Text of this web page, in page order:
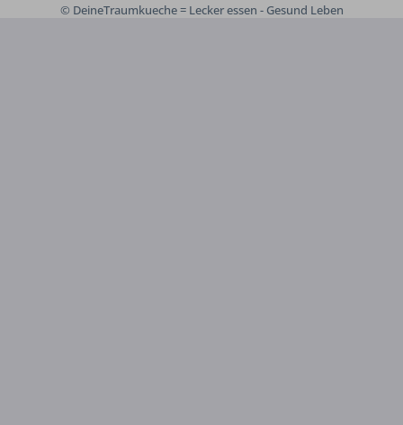
© DeineTraumkueche = Lecker essen - Gesund Leben